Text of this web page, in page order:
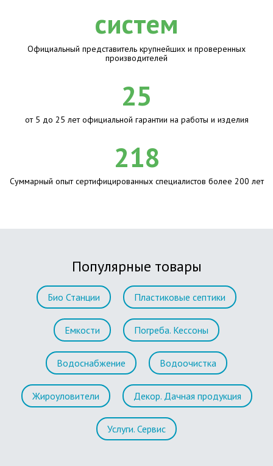
Официальный представитель крупнейших и проверенных
производителей
25
от 5 до 25 лет официальной гарантии на работы и изделия
218
Суммарный опыт сертифицированных специалистов более 200 лет
Популярные товары
Био Станции Пластиковые септики
Емкости Погреба. Кессоны
Водоснабжение Водоочистка
Жироуловители Декор. Дачная продукция
Услуги. Сервис